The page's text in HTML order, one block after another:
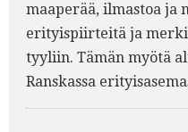
maaperää, ilmastoa ja
erityispiirteitä ja
tyyliin. Tämän myötä
Ranskassa